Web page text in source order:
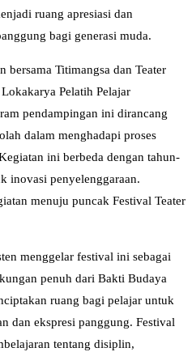
ruang apresiasi dan
bagi generasi muda.
Titimangsa dan Teater
Pelatih Pelajar
pendampingan ini dirancang
dalam menghadapi proses
ini berbeda dengan tahun-
inovasi penyelenggaraan.
menuju puncak Festival Teater
menggelar festival ini sebagai
penuh dari Bakti Budaya
ruang bagi pelajar untuk
dan ekspresi panggung. Festival
tentang disiplin,